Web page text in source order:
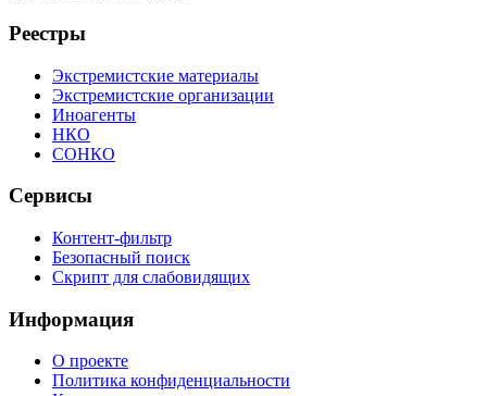
Реестры
Экстремистские материалы
Экстремистские организации
Иноагенты
НКО
СОНКО
Сервисы
Контент-фильтр
Безопасный поиск
Скрипт для слабовидящих
Информация
О проекте
Политика конфиденциальности